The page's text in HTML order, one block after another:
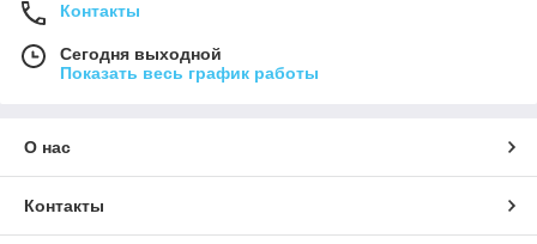
Контакты
Сегодня выходной
Показать весь график работы
О нас
Контакты